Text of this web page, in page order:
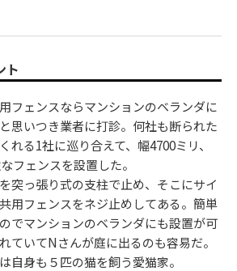
ト
フェンスならマンションのベランダに
思いつき業者に打診。何社も断られた
れる1社に巡り合えて、幅4700ミリ、
フェンスを設置した。
突っ張り式の支柱で止め、そこにサイ
用フェンスをネジ止めしてある。簡単
でマンションのベランダにも設置が可
ていてNさんが庭に出るのも容易だ。
自身も５匹の猫を飼う愛猫家。